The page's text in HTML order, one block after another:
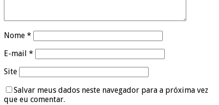
Nome *
E-mail *
Site
Salvar meus dados neste navegador para a próxima vez
que eu comentar.